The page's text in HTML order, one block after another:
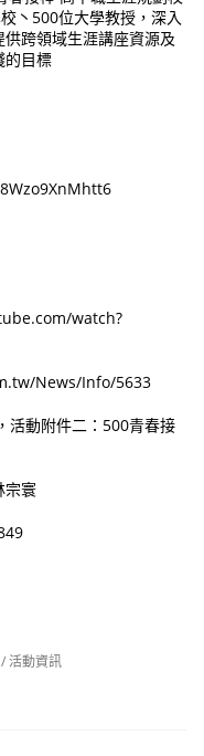
丶500位大學教授，深入
跨領域生涯講座資源及
的目標
watch?
News/Info/5633
活動附件二：500青春接
宗寰
/活動資訊